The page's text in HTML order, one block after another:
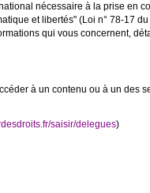
nécessaire à la prise en
et libertés" (Loi n° 78-17
qui vous concernent,
à un contenu ou à un des
saisir/delegues)